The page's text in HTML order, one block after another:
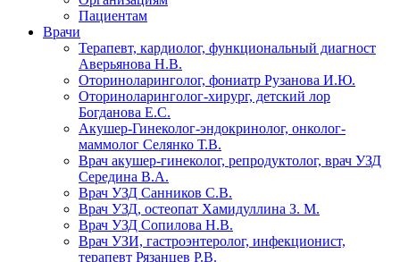
Пациентам
Врачи
Терапевт, кардиолог, функциональный диагност
Аверьянова Н.В.
Оториноларинголог, фониатр Рузанова И.Ю.
Оториноларинголог-хирург, детский лор
Богданова Е.С.
Акушер-Гинеколог-эндокринолог, онколог-
маммолог Селянко Т.В.
Врач акушер-гинеколог, репродуктолог, врач УЗД
Середина В.А.
Врач УЗД Санников С.В.
Врач УЗД, остеопат Хамидуллина З. М.
Врач УЗД Сопилова Н.В.
Врач УЗИ, гастроэнтеролог, инфекционист,
терапевт Рязанцев Р.В.